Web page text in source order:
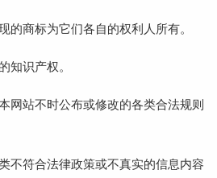
的商标为它们各自的权利人所有。
知识产权。
网站不时公布或修改的各类合法规则
不符合法律政策或不真实的信息内容